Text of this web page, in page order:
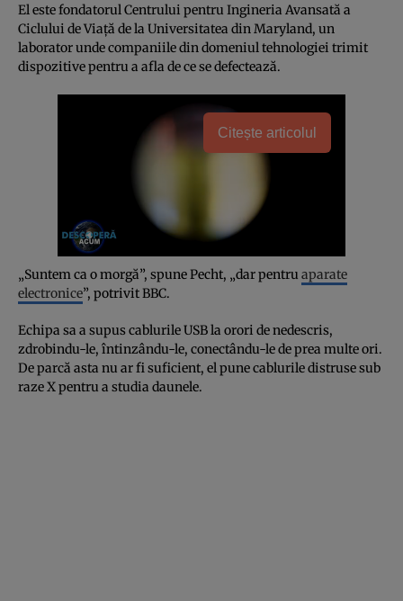
El este fondatorul Centrului pentru Ingineria Avansată a
Ciclului de Viață de la Universitatea din Maryland, un
laborator unde companiile din domeniul tehnologiei trimit
dispozitive pentru a afla de ce se defectează.
Citește articolul
„Suntem ca o morgă”, spune Pecht, „dar pentru aparate
electronice”, potrivit BBC.
Echipa sa a supus cablurile USB la orori de nedescris,
zdrobindu-le, întinzându-le, conectându-le de prea multe ori.
De parcă asta nu ar fi suficient, el pune cablurile distruse sub
raze X pentru a studia daunele.